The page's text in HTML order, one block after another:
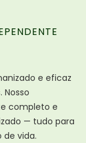
e eficaz
completo e
— tudo para
vida.